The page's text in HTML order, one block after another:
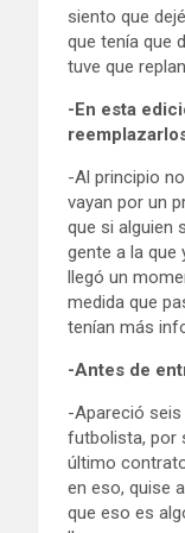
siento que
que tenía que
tuve que
-En esta
-Al principio
vayan por un
que si alguien
gente a la que
llegó un
medida que
tenían más
-Antes de
-Apareció
futbolista, por
último
en eso, quise
que eso es